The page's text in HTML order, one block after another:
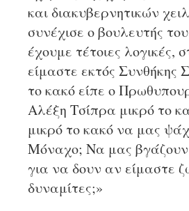
και διακυβερνητικών
συνέχισε ο βουλευτής
έχουμε τέτοιες λογικές,
είμαστε εκτός Συνθήκης
το κακό είπε ο
Αλέξη Τσίπρα μικρό το
μικρό το κακό να μας
Μόναχο; Να μας
για να δουν αν είμαστε
δυναμίτες;»